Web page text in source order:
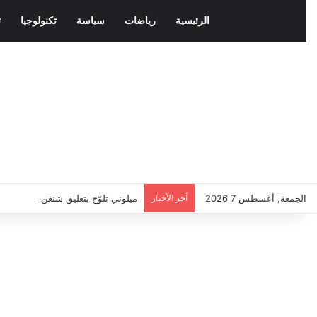
الرئيسية رياضات سياسة تكنولوجيا
الجمعة, أغسطس 7 2026 آخر الأخبار ميلوني تلوّح بتعليق شنغن مع